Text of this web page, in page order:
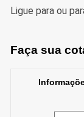
Ligue paraou
Faça sua